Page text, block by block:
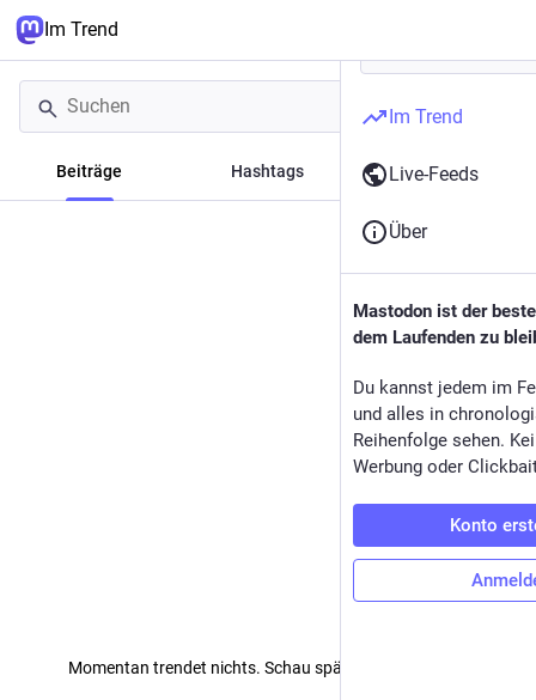
Im Trend
Beiträge Hashtags Artikel
Momentan trendet nichts. Schau später wieder vorbei!
Im Trend
Live-Feeds
Über
Mastodon ist der
dem Laufenden zu
Du kannst jedem im
und alles in
Reihenfolge sehen.
Werbung oder
Konto